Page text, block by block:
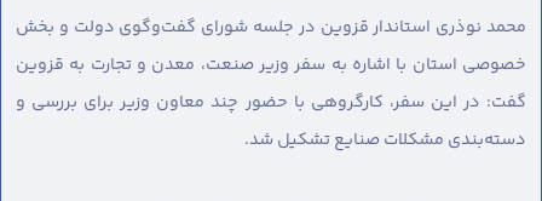
محمد نوذری استاندار قزوین در جلسه شورای گفت‌وگوی دولت و بخش
خصوصی استان با اشاره به سفر وزیر صنعت، معدن و تجارت به قزوین
گفت: در این سفر، کارگروهی با حضور چند معاون وزیر برای بررسی و
دسته‌بندی مشکلات صنایع تشکیل شد.